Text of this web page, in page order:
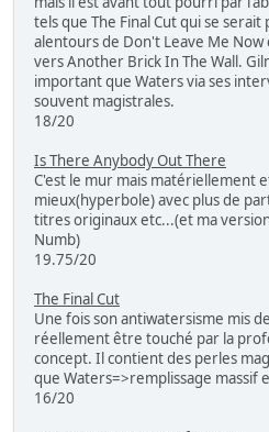
tels que The Final Cut qui se
alentours de Don't Leave Me
vers Another Brick In The Wall.
important que Waters via ses
souvent magistrales.
18/20
Is There Anybody Out There
C'est le mur mais matériellement
mieux(hyperbole) avec plus de
titres originaux etc...(et ma
Numb)
19.75/20
The Final Cut
Une fois son antiwatersisme mis
réellement être touché par la
concept. Il contient des perles
que Waters=>remplissage massif
16/20